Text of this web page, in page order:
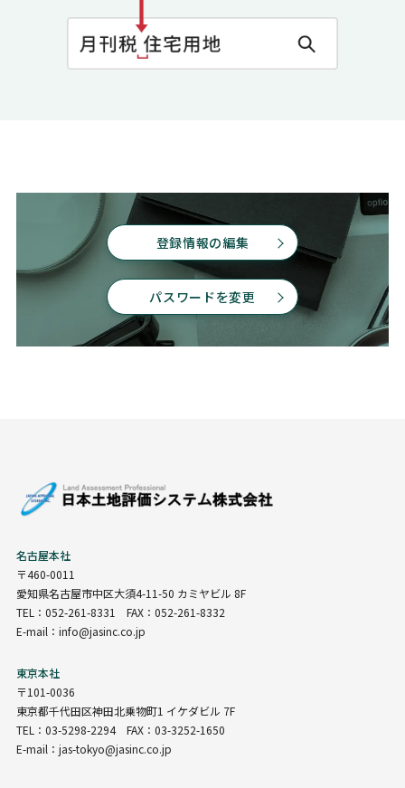
登録情報の編集
パスワードを変更
名古屋本社
〒460-0011
愛知県名古屋市中区大須4-11-50 カミヤビル 8F
TEL：052-261-8331 FAX：052-261-8332
E-mail：info@jasinc.co.jp
東京本社
〒101-0036
東京都千代田区神田北乗物町1 イケダビル 7F
TEL：03-5298-2294 FAX：03-3252-1650
E-mail：jas-tokyo@jasinc.co.jp